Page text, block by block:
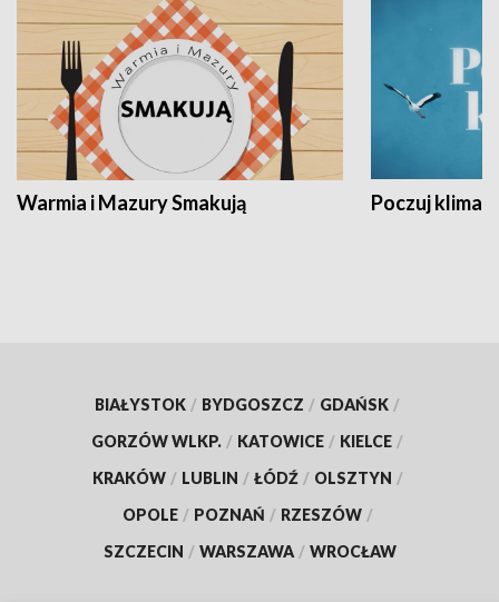
Warmia i Mazury Smakują Poczuj klimat
BIAŁYSTOK / BYDGOSZCZ / GDAŃSK /
GORZÓW WLKP. / KATOWICE / KIELCE /
KRAKÓW / LUBLIN / ŁÓDŹ / OLSZTYN /
OPOLE / POZNAŃ / RZESZÓW /
SZCZECIN / WARSZAWA / WROCŁAW